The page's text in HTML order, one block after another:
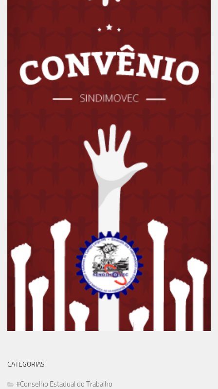
CATEGORIAS
#Conselho Estadual do Trabalho